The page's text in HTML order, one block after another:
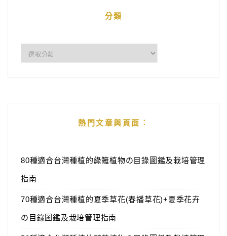
分類
熱門文章與頁面︰
80種適合台灣種植的綠籬植物の目錄圖鑑及栽培管理
指南
70種適合台灣種植的夏季草花(春播草花)+夏季花卉
の目錄圖鑑及栽培管理指南